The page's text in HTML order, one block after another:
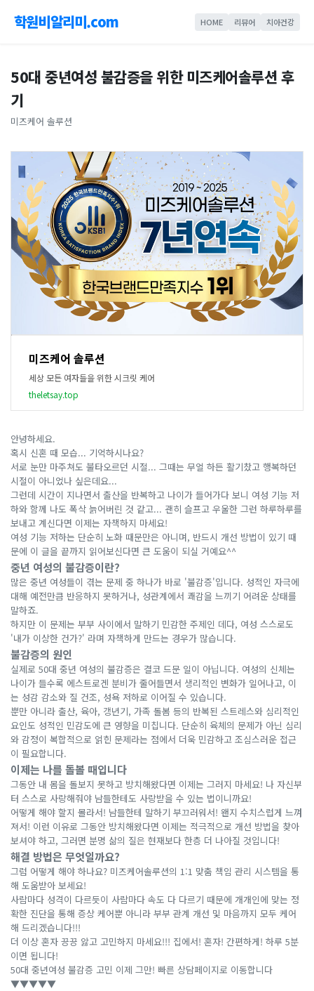
학원비알리미.com HOME 리뷰어 치아건강
50대 중년여성 불감증을 위한 미즈케어솔루션 후
기
미즈케어 솔루션
미즈케어 솔루션
세상 모든 여자들을 위한 시크릿 케어
theletsay.top
안녕하세요.
혹시 신혼 때 모습... 기억하시나요?
서로 눈만 마주쳐도 불타오르던 시절... 그때는 무얼 하든 활기찼고 행복하던
시절이 아니었나 싶은데요...
그런데 시간이 지나면서 출산을 반복하고 나이가 들어가다 보니 여성 기능 저
하와 함께 나도 폭삭 늙어버린 것 같고... 괜히 슬프고 우울한 그런 하루하루를
보내고 계신다면 이제는 자책하지 마세요!
여성 기능 저하는 단순히 노화 때문만은 아니며, 반드시 개선 방법이 있기 때
문에 이 글을 끝까지 읽어보신다면 큰 도움이 되실 거예요^^
중년 여성의 불감증이란?
많은 중년 여성들이 겪는 문제 중 하나가 바로 '불감증'입니다. 성적인 자극에
대해 예전만큼 반응하지 못하거나, 성관계에서 쾌감을 느끼기 어려운 상태를
말하죠.
하지만 이 문제는 부부 사이에서 말하기 민감한 주제인 데다, 여성 스스로도
'내가 이상한 건가?' 라며 자책하게 만드는 경우가 많습니다.
불감증의 원인
실제로 50대 중년 여성의 불감증은 결코 드문 일이 아닙니다. 여성의 신체는
나이가 들수록 에스트로겐 분비가 줄어들면서 생리적인 변화가 일어나고, 이
는 성감 감소와 질 건조, 성욕 저하로 이어질 수 있습니다.
뿐만 아니라 출산, 육아, 갱년기, 가족 돌봄 등의 반복된 스트레스와 심리적인
요인도 성적인 민감도에 큰 영향을 미칩니다. 단순히 육체의 문제가 아닌 심리
와 감정이 복합적으로 얽힌 문제라는 점에서 더욱 민감하고 조심스러운 접근
이 필요합니다.
이제는 나를 돌볼 때입니다
그동안 내 몸을 돌보지 못하고 방치해왔다면 이제는 그러지 마세요! 나 자신부
터 스스로 사랑해줘야 남들한테도 사랑받을 수 있는 법이니까요!
어떻게 해야 할지 몰라서! 남들한테 말하기 부끄러워서! 왠지 수치스럽게 느껴
져서! 이런 이유로 그동안 방치해왔다면 이제는 적극적으로 개선 방법을 찾아
보셔야 하고, 그러면 분명 삶의 질은 현재보다 한층 더 나아질 것입니다!
해결 방법은 무엇일까요?
그럼 어떻게 해야 하나요? 미즈케어솔루션의 1:1 맞춤 책임 관리 시스템을 통
해 도움받아 보세요!
사람마다 성격이 다르듯이 사람마다 속도 다 다르기 때문에 개개인에 맞는 정
확한 진단을 통해 증상 케어뿐 아니라 부부 관계 개선 및 마음까지 모두 케어
해 드리겠습니다!!!
더 이상 혼자 끙끙 앓고 고민하지 마세요!!! 집에서! 혼자! 간편하게! 하루 5분
이면 됩니다!
50대 중년여성 불감증 고민 이제 그만! 빠른 상담페이지로 이동합니다
▼▼▼▼▼